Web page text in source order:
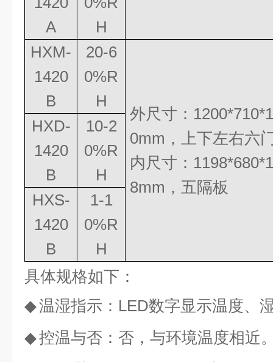
A
H
HXM-
1420
B
20-6
0%R
H
外尺寸：
0mm ， 上下左右六
内尺寸：
8mm ，五隔板
HXD-
1420
B
10-2
0%R
H
HXS-
1420
B
1-1
0%R
H
具体规格如下：
◆温湿指示： LED数字显示温度、
◆控温与否：否，与环境温度相近